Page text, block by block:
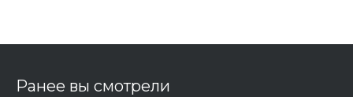
Ранее вы смотрели